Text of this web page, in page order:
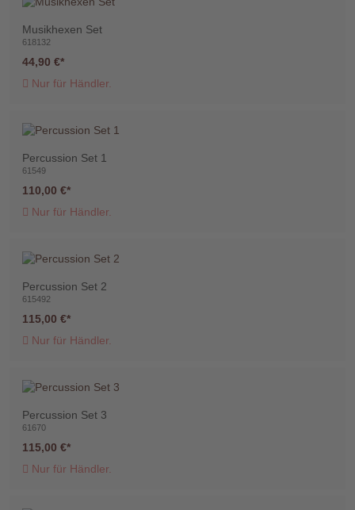
Warenkorb
(0)
Benutzer-
Telefon
2341
Musikhexen Set
618132
44,90 €
Nur für Händler.
Percussion Set 1
61549
110,00 €
Nur für Händler.
Percussion Set 2
615492
115,00 €
Nur für Händler.
Percussion Set 3
61670
115,00 €
Nur für Händler.